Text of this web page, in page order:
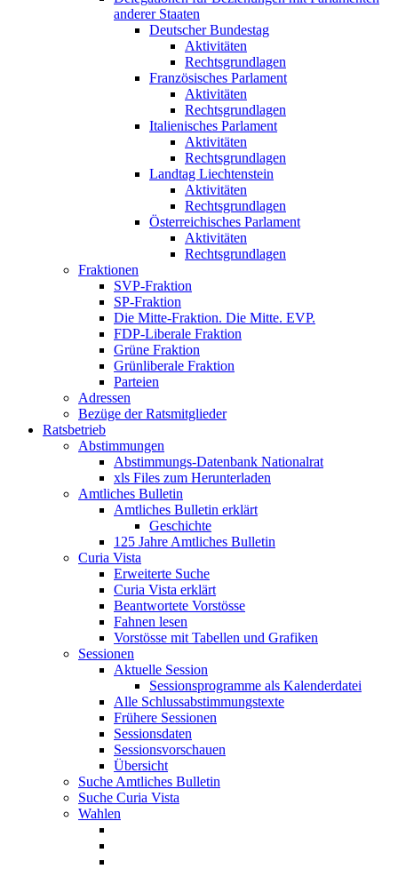
anderer Staaten
Deutscher Bundestag
Aktivitäten
Rechtsgrundlagen
Französisches Parlament
Aktivitäten
Rechtsgrundlagen
Italienisches Parlament
Aktivitäten
Rechtsgrundlagen
Landtag Liechtenstein
Aktivitäten
Rechtsgrundlagen
Österreichisches Parlament
Aktivitäten
Rechtsgrundlagen
Fraktionen
SVP-Fraktion
SP-Fraktion
Die Mitte-Fraktion. Die Mitte. EVP.
FDP-Liberale Fraktion
Grüne Fraktion
Grünliberale Fraktion
Parteien
Adressen
Bezüge der Ratsmitglieder
Ratsbetrieb
Abstimmungen
Abstimmungs-Datenbank Nationalrat
xls Files zum Herunterladen
Amtliches Bulletin
Amtliches Bulletin erklärt
Geschichte
125 Jahre Amtliches Bulletin
Curia Vista
Erweiterte Suche
Curia Vista erklärt
Beantwortete Vorstösse
Fahnen lesen
Vorstösse mit Tabellen und Grafiken
Sessionen
Aktuelle Session
Sessionsprogramme als Kalenderdatei
Alle Schlussabstimmungstexte
Frühere Sessionen
Sessionsdaten
Sessionsvorschauen
Übersicht
Suche Amtliches Bulletin
Suche Curia Vista
Wahlen